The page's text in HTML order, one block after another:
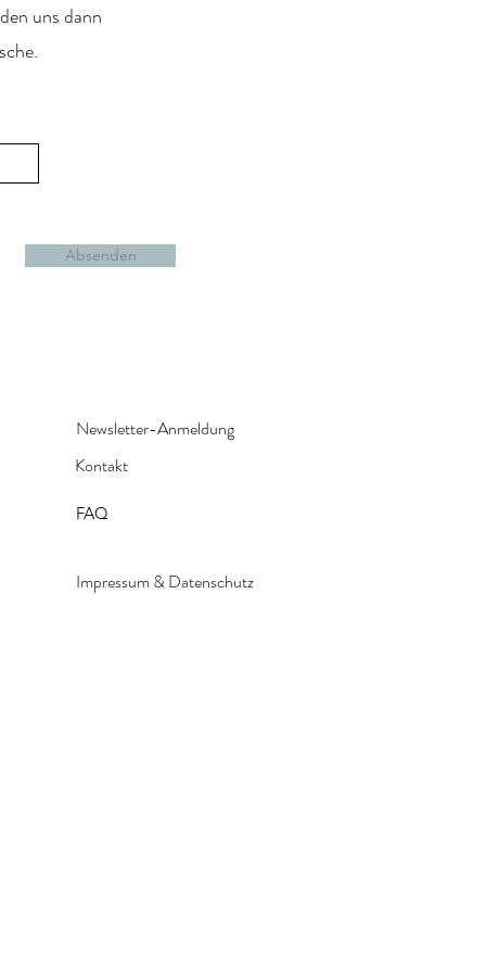
uns dann
Absenden
Newsletter-Anmeldung
Kontakt
FAQ
Impressum & Datenschutz